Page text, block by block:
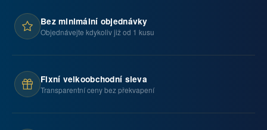
Bez minimální objednávky
Objednávejte kdykoliv již od 1 kusu
Fixní velkoobchodní sleva
Transparentní ceny bez překvapení